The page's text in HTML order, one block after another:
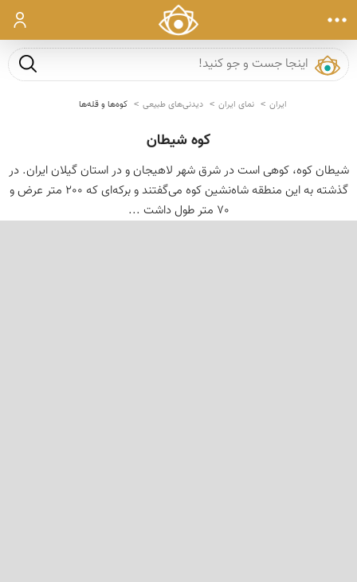
ورود
جست و
ایران نمای ایران دیدنی‌های طبیعی کوه‌ها و قله‌ها
كوه شیطان
شیطان کوه، کوهی است در شرق شهر لاهیجان و در استان گیلان ایران. در
گذشته به این منطقه شاه‌نشین کوه می‌گفتند و برکه‌ای که 200 متر عرض و
70 متر طول داشت ...